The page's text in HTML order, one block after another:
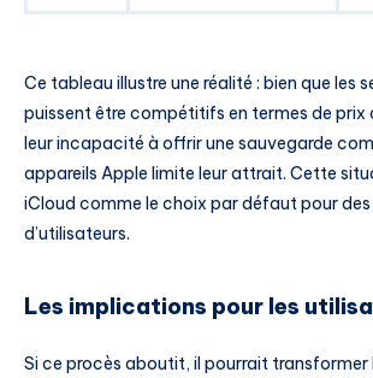
Ce tableau illustre une réalité : bien que les
puissent être compétitifs en termes de
leur incapacité à offrir une sauvegarde
appareils Apple limite leur attrait. Cette
iCloud comme le choix par défaut pour des
d’utilisateurs.
Les implications pour les
Si ce procès aboutit, il pourrait transformer